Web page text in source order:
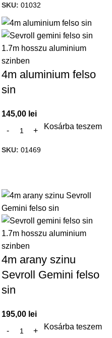
SKU: 01032
4m aluminium felso
sin
145,00 lei
Kosárba teszem
SKU: 01469
4m arany szinu
Sevroll Gemini felso
sin
195,00 lei
Kosárba teszem